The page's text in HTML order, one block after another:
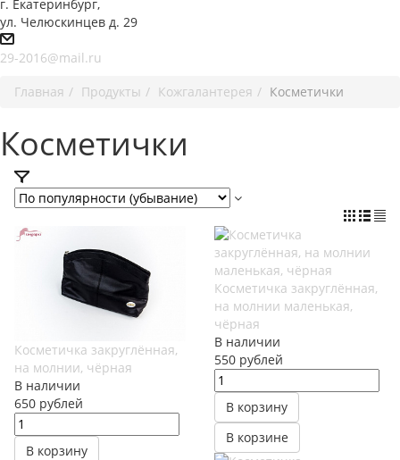
г. Екатеринбург,
ул. Челюскинцев д. 29
29-2016@mail.ru
Главная
Продукты Кожгалантерея Косметички
Косметички
Косметичка закруглённая,
на молнии, чёрная
В наличии
650 рублей
В корзину
Косметичка закруглённая,
на молнии маленькая,
чёрная
В наличии
550 рублей
В корзину
В корзине